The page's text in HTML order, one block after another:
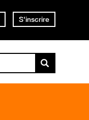
S'inscrire